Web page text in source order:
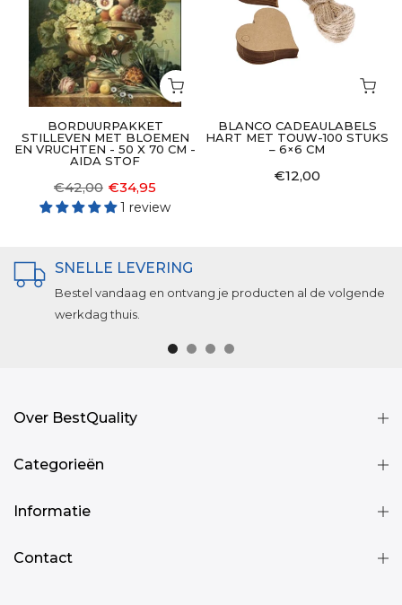
BORDUURPAKKET
STILLEVEN MET BLOEMEN
EN VRUCHTEN - 50 X 70 CM -
AIDA STOF
€42,00 €34,95
1 review
BLANCO CADEAULABELS
HART MET TOUW-100 STUKS
– 6×6 CM
€12,00
SNELLE LEVERING
Bestel vandaag en ontvang je producten al de volgende
werkdag thuis.
Over BestQuality
Categorieën
Informatie
Contact